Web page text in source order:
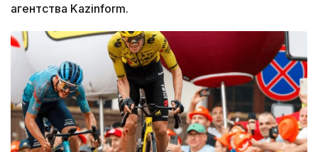
агентства Kazinform.